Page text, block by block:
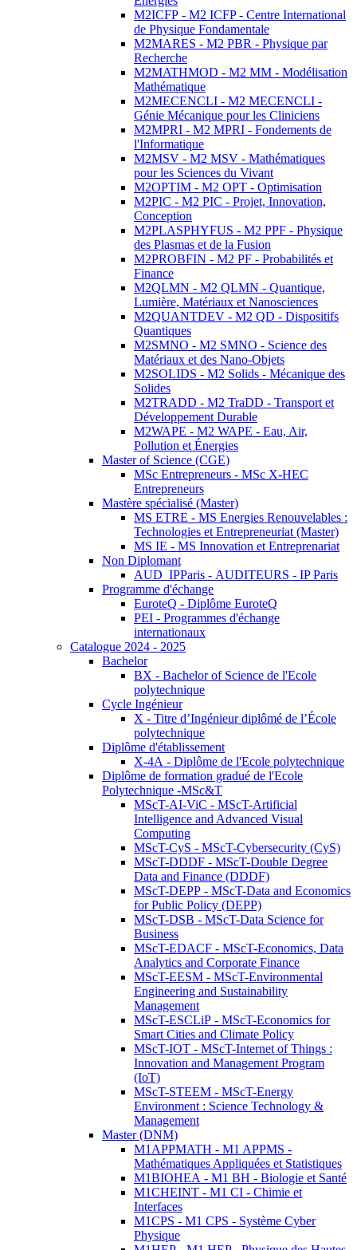
M2ICFP - M2 ICFP - Centre International
de Physique Fondamentale
M2MARES - M2 PBR - Physique par
Recherche
M2MATHMOD - M2 MM - Modélisation
Mathématique
M2MECENCLI - M2 MECENCLI -
Génie Mécanique pour les Cliniciens
M2MPRI - M2 MPRI - Fondements de
l'Informatique
M2MSV - M2 MSV - Mathématiques
pour les Sciences du Vivant
M2OPTIM - M2 OPT - Optimisation
M2PIC - M2 PIC - Projet, Innovation,
Conception
M2PLASPHYFUS - M2 PPF - Physique
des Plasmas et de la Fusion
M2PROBFIN - M2 PF - Probabilités et
Finance
M2QLMN - M2 QLMN - Quantique,
Lumière, Matériaux et Nanosciences
M2QUANTDEV - M2 QD - Dispositifs
Quantiques
M2SMNO - M2 SMNO - Science des
Matériaux et des Nano-Objets
M2SOLIDS - M2 Solids - Mécanique des
Solides
M2TRADD - M2 TraDD - Transport et
Développement Durable
M2WAPE - M2 WAPE - Eau, Air,
Pollution et Énergies
Master of Science (CGE)
MSc Entrepreneurs - MSc X-HEC
Entrepreneurs
Mastère spécialisé (Master)
MS ETRE - MS Energies Renouvelables :
Technologies et Entrepreneuriat (Master)
MS IE - MS Innovation et Entreprenariat
Non Diplomant
AUD_IPParis - AUDITEURS - IP Paris
Programme d'échange
EuroteQ - Diplôme EuroteQ
PEI - Programmes d'échange
internationaux
Catalogue 2024 - 2025
Bachelor
BX - Bachelor of Science de l'Ecole
polytechnique
Cycle Ingénieur
X - Titre d’Ingénieur diplômé de l’École
polytechnique
Diplôme d'établissement
X-4A - Diplôme de l'Ecole polytechnique
Diplôme de formation gradué de l'Ecole
Polytechnique -MSc&T
MScT-AI-ViC - MScT-Artificial
Intelligence and Advanced Visual
Computing
MScT-CyS - MScT-Cybersecurity (CyS)
MScT-DDDF - MScT-Double Degree
Data and Finance (DDDF)
MScT-DEPP - MScT-Data and Economics
for Public Policy (DEPP)
MScT-DSB - MScT-Data Science for
Business
MScT-EDACF - MScT-Economics, Data
Analytics and Corporate Finance
MScT-EESM - MScT-Environmental
Engineering and Sustainability
Management
MScT-ESCLiP - MScT-Economics for
Smart Cities and Climate Policy
MScT-IOT - MScT-Internet of Things :
Innovation and Management Program
(IoT)
MScT-STEEM - MScT-Energy
Environment : Science Technology &
Management
Master (DNM)
M1APPMATH - M1 APPMS -
Mathématiques Appliquées et Statistiques
M1BIOHEA - M1 BH - Biologie et Santé
M1CHEINT - M1 CI - Chimie et
Interfaces
M1CPS - M1 CPS - Système Cyber
Physique